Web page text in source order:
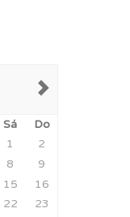
Sá
Do
1
2
8
9
15
16
22
23